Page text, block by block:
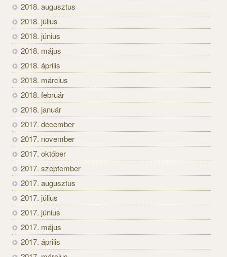
2018. augusztus
2018. július
2018. június
2018. május
2018. április
2018. március
2018. február
2018. január
2017. december
2017. november
2017. október
2017. szeptember
2017. augusztus
2017. július
2017. június
2017. május
2017. április